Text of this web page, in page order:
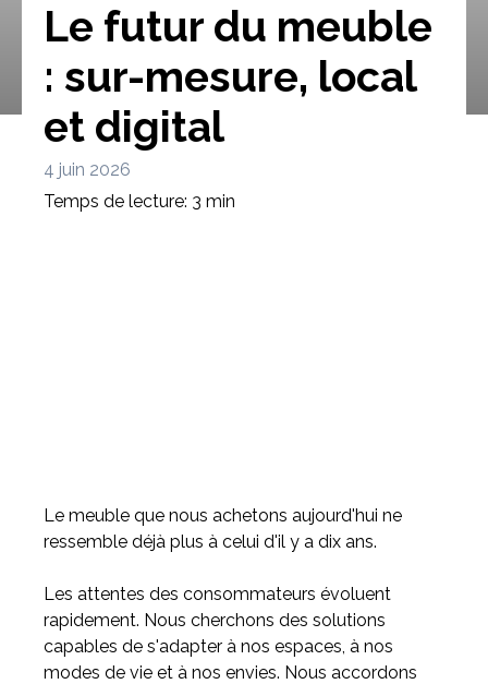
Inspirez-vous du catalogue
ressemble.
Bibliothèque Meuble tv
Meuble d'angle
Le futur du meuble
: sur-mesure, local
et digital
4 juin 2026
Temps de lecture: 3 min
Le meuble que nous achetons aujourd'hui ne
ressemble déjà plus à celui d'il y a dix ans.
Les attentes des consommateurs évoluent
rapidement. Nous cherchons des solutions
capables de s'adapter à nos espaces, à nos
modes de vie et à nos envies. Nous accordons